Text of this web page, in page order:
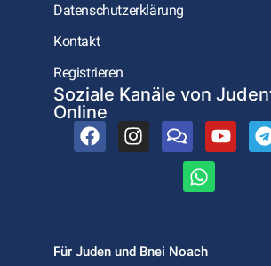
Datenschutzerklärung
Kontakt
Registrieren
Soziale Kanäle von
Online
Für Juden und Bnei Noach